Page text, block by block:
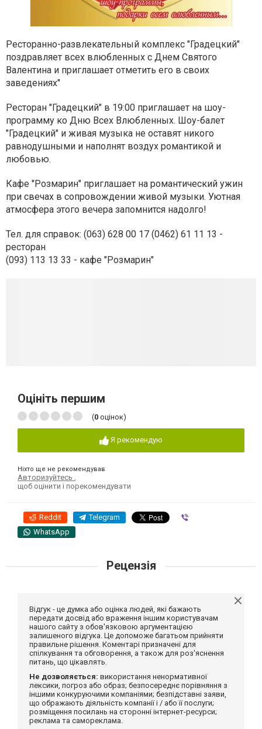
Ресторанно-развлекательный комплекс "Градецкий"
поздравляет всех влюбленных с Днем Святого
Валентина и приглашает отметить его в своих
заведениях"
Ресторан "Градецкий" в 19:00 приглашает на шоу-
программу ко Дню Всех Влюбленных. Шоу-балет
"Градецкий" и живая музыка не оставят никого
равнодушными и наполнят воздух романтикой и
любовью.
Кафе "Розмарин" приглашает на романтический ужин
при свечах в сопровождении живой музыки. Уютная
атмосфера этого вечера запомнится надолго!
Тел. для справок: (063) 628 00 17 (0462) 61 11 13 -
ресторан
(093) 113 13 33 - кафе "Розмарин"
Оцініть першим
(0 оцінок)
Я рекомендую
Ніхто ще не рекомендував
Авторизуйтесь
щоб оцінити і порекомендувати
Reddit Telegram
WhatsApp
Рецензія
Відгук - це думка або оцінка людей, які бажають
передати досвід або враження іншим користувачам
нашого сайту з обов'язковою аргументацією
залишеного відгука. Це допоможе багатьом прийняти
правильне рішення. Коментарі призначені для
спілкування та обговорення, а також для роз'яснення
питань, що цікавлять.
Не дозволяється: використання ненормативної
лексики, погроз або образ; безпосереднє порівняння з
іншими конкуруючими компаніями; безпідставні заяви,
що ображають діяльність компанії і / або її послуги;
розміщення посилань на сторонні інтернет-ресурси;
реклама та самореклама.